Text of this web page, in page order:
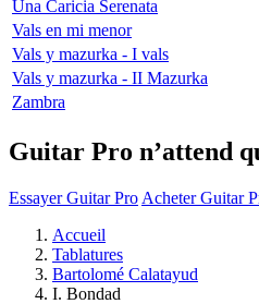
Una Caricia Serenata
Vals en mi menor
Vals y mazurka - I vals
Vals y mazurka - II Mazurka
Zambra
Guitar Pro n’attend
Essayer Guitar Pro Acheter Guitar
Accueil
Tablatures
Bartolomé Calatayud
I. Bondad